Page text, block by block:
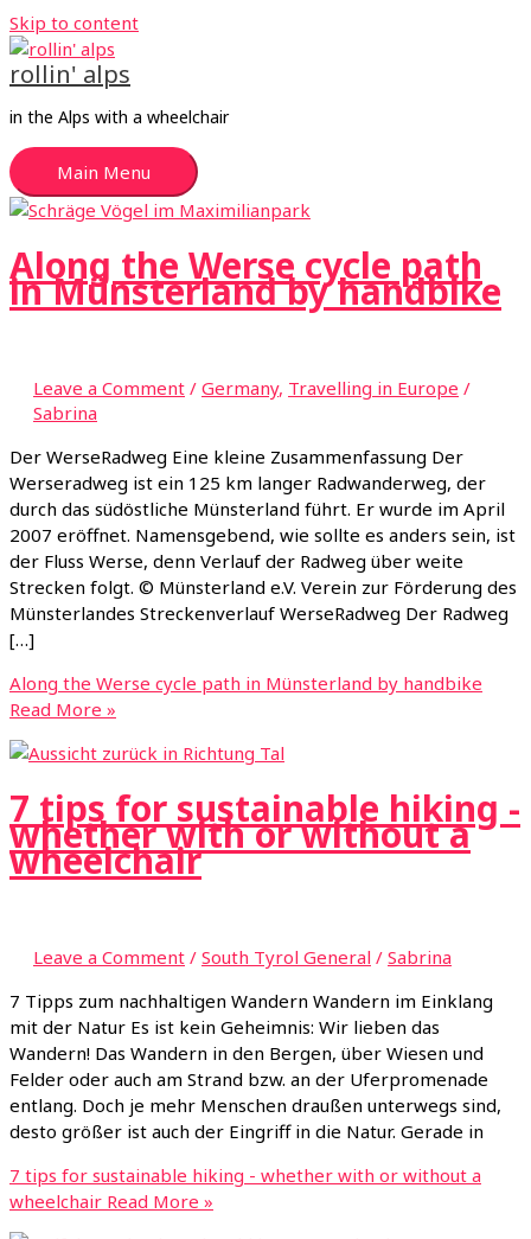
Skip to content
rollin' alps
in the Alps with a wheelchair
Main Menu
Along the Werse cycle path
in Münsterland by handbike
Leave a Comment / Germany, Travelling in Europe /
Sabrina
Der WerseRadweg Eine kleine Zusammenfassung Der
Werseradweg ist ein 125 km langer Radwanderweg, der
durch das südöstliche Münsterland führt. Er wurde im April
2007 eröffnet. Namensgebend, wie sollte es anders sein, ist
der Fluss Werse, denn Verlauf der Radweg über weite
Strecken folgt. © Münsterland e.V. Verein zur Förderung des
Münsterlandes Streckenverlauf WerseRadweg Der Radweg
[…]
Along the Werse cycle path in Münsterland by handbike
Read More »
7 tips for sustainable hiking -
whether with or without a
wheelchair
Leave a Comment / South Tyrol General / Sabrina
7 Tipps zum nachhaltigen Wandern Wandern im Einklang
mit der Natur Es ist kein Geheimnis: Wir lieben das
Wandern! Das Wandern in den Bergen, über Wiesen und
Felder oder auch am Strand bzw. an der Uferpromenade
entlang. Doch je mehr Menschen draußen unterwegs sind,
desto größer ist auch der Eingriff in die Natur. Gerade in
7 tips for sustainable hiking - whether with or without a
wheelchair Read More »